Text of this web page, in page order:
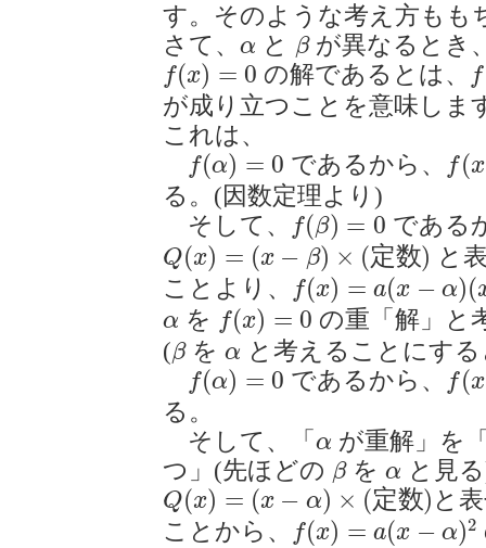
す。そのような考え方もも
さて、 α
α と β
βが異なるとき
f(x) = 0
f(x )= 0 の解であるとは、 f
f
が成り立つことを意味しま
これは、
f(α) = 0
f(α)= 0 であるから、 f(x
f(x
る。(因数定理より)
そして、
f(β) = 0
f(β)= である
Q(x) = (x − β) × (定数)
Q (x)=( − β × (定数 )
と
ことより、
f(x) = a(x − α)(
f(x)= (x−α)(x −β)
α
α を f(x) = 0
f(x )=0
の重「解」と
(β
βをα
α と考えることにす
f(α) = 0
f(α )= 0 であるから、 f(x
f(x )
る。
そして、「 α
α が重解」を
つ」(先ほどの β
βをα
α と見
Q(x) = (x − α) × (定数)
Q(x )=(x−α)×(定数)
と
ことから、
f(x) = a(x − α)2
f(x )= (x−α)2